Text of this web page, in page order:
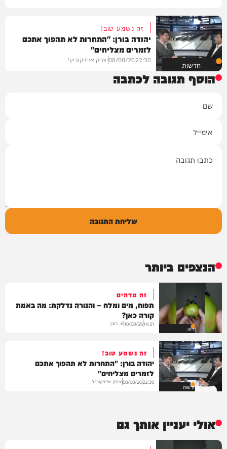
חדשות
זה נשמע טוב!
יהודה בורן: "התחרות לא תהפוך אתכם
לזמרים מצליחים"
22:30
08/08/26יצחק אייזיקוביץ'
הוסף תגובה לכתבה
שליחת התגובה
הנצפים ביותר
וידאו
זה מדהים
תפוח, מים ומלח – והנורה נדלקת: מה באמת
קורה כאן?
14:21
10/08/26מ. רובן
חדשות
זה נשמע טוב!
יהודה בורן: "התחרות לא תהפוך אתכם
לזמרים מצליחים"
22:30
08/08/26יצחק אייזיקוביץ'
אולי יעניין אותך גם